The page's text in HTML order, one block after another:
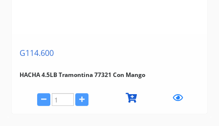
G114.600
HACHA 4.5LB Tramontina 77321 Con Mango